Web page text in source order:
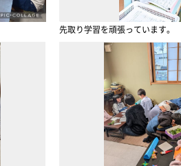
先取り学習を頑張っています。